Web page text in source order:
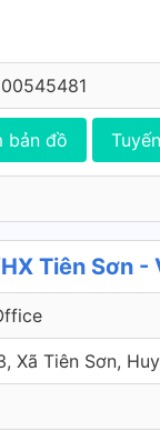
bản đồ
Tiên Sơn -
Xã Tiên Sơn,